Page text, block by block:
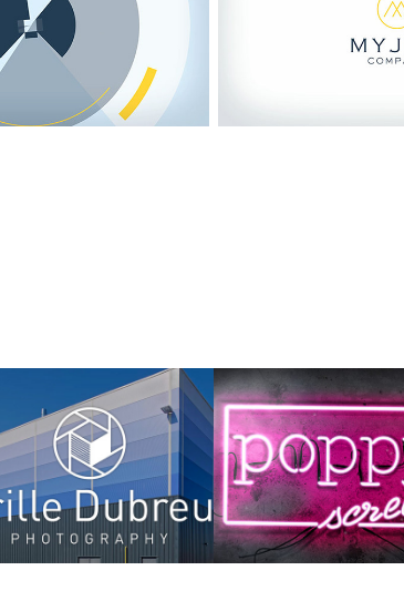
Cyrille Dubreuil Poppy Screens